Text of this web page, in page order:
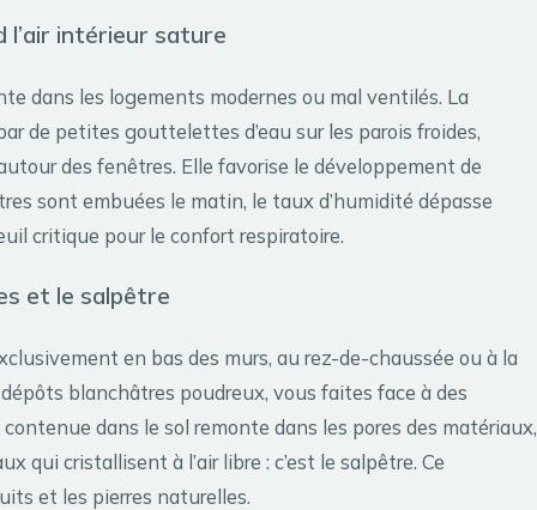
l’air intérieur sature
dans les logements modernes ou mal ventilés. La
de petites gouttelettes d’eau sur les parois froides,
des fenêtres. Elle favorise le développement de
sont embuées le matin, le taux d’humidité dépasse
critique pour le confort respiratoire.
et le salpêtre
en bas des murs, au rez-de-chaussée ou à la
blanchâtres poudreux, vous faites face à des
contenue dans le sol remonte dans les pores des matériaux,
qui cristallisent à l’air libre : c’est le salpêtre. Ce
et les pierres naturelles.